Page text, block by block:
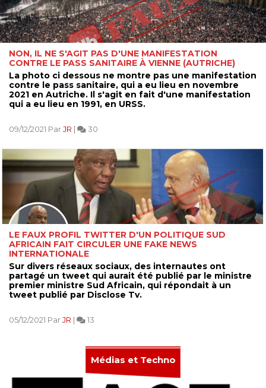
NON, IL NE S'AGIT PAS D'UNE MANIFESTATION
CONTRE LE PASS SANITAIRE À VIENNE (AUTRICHE)
La photo ci dessous ne montre pas une manifestation
contre le pass sanitaire, qui a eu lieu en novembre
2021 en Autriche. Il s'agit en fait d'une manifestation
qui a eu lieu en 1991, en URSS.
09/12/2021 ParJR | 30
LE FAUX PROFIL TWITTER D'UN POLITIQUE SUD
AFRICAIN FAIT CIRCULER UNE FAKE NEWS
INTERNATIONALE
Sur divers réseaux sociaux, des internautes ont
partagé un tweet qui aurait été publié par le ministre
premier ministre Sud Africain, qui répondait à un
tweet publié par Disclose Tv.
05/12/2021 ParJR | 13
Médias et Techno